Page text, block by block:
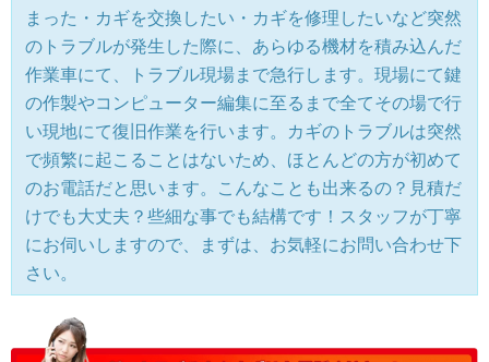
まった・カギを交換したい・カギを修理したいなど突然
のトラブルが発生した際に、あらゆる機材を積み込んだ
作業車にて、トラブル現場まで急行します。現場にて鍵
の作製やコンピューター編集に至るまで全てその場で行
い現地にて復旧作業を行います。カギのトラブルは突然
で頻繁に起こることはないため、ほとんどの方が初めて
のお電話だと思います。こんなことも出来るの？見積だ
けでも大丈夫？些細な事でも結構です！スタッフが丁寧
にお伺いしますので、まずは、お気軽にお問い合わせ下
さい。